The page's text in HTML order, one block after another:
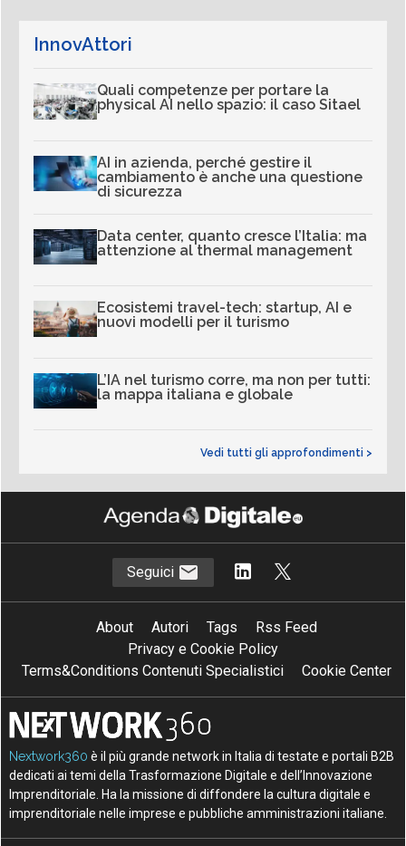
InnovAttori
Quali competenze per portare la
physical AI nello spazio: il caso Sitael
AI in azienda, perché gestire il
cambiamento è anche una questione
di sicurezza
Data center, quanto cresce l’Italia: ma
attenzione al thermal management
Ecosistemi travel-tech: startup, AI e
nuovi modelli per il turismo
L’IA nel turismo corre, ma non per tutti:
la mappa italiana e globale
Vedi tutti gli approfondimenti >
Seguici
About Autori Tags
Rss Feed
Privacy e Cookie Policy
Terms&Conditions Contenuti Specialistici
Cookie Center
Nextwork360 è il più grande network in Italia di testate e portali B2B
dedicati ai temi della Trasformazione Digitale e dell’Innovazione
Imprenditoriale. Ha la missione di diffondere la cultura digitale e
imprenditoriale nelle imprese e pubbliche amministrazioni italiane.